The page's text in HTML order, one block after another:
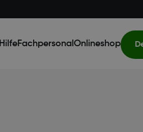
HilfeFachpersonal Onlineshop